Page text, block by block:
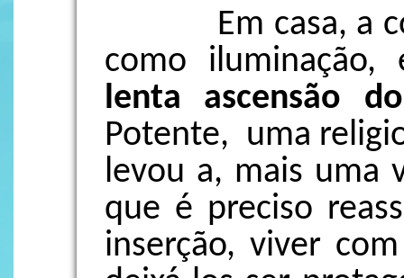
Em casa, a
como
lenta ascensão
Potente, uma
levou a, mais uma
que é preciso
inserção, viver